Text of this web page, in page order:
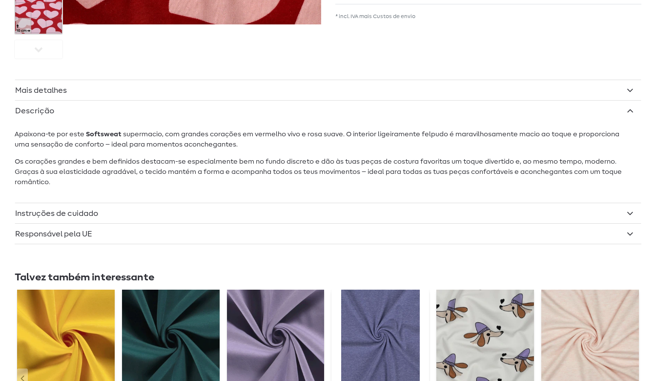
* incl. IVA mais Custos de envio
Mais detalhes
Descrição
Apaixona-te por este Softsweat supermacio, com grandes corações em vermelho vivo e rosa suave. O interior ligeiramente felpudo é maravilhosamente macio ao toque e proporciona
uma sensação de conforto – ideal para momentos aconchegantes.
Os corações grandes e bem definidos destacam-se especialmente bem no fundo discreto e dão às tuas peças de costura favoritas um toque divertido e, ao mesmo tempo, moderno.
Graças à sua elasticidade agradável, o tecido mantém a forma e acompanha todos os teus movimentos – ideal para todas as tuas peças confortáveis e aconchegantes com um toque
romântico.
Instruções de cuidado
Responsável pela UE
Talvez também interessante